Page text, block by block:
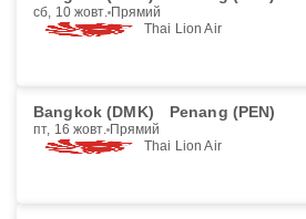
сб, 10 жовт. Прямий
Thai Lion Air
Bangkok (DMK) Penang (PEN)
пт, 16 жовт. Прямий
Thai Lion Air